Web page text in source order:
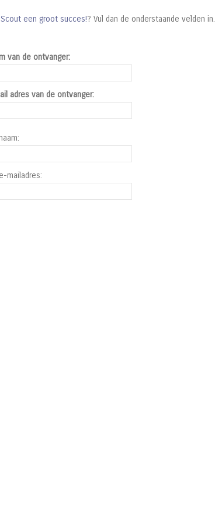
een groot succes!? Vul dan de onderstaande velden in.
van de ontvanger:
adres van de ontvanger:
mailadres: